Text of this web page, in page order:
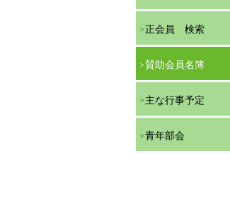
正会員 検索
賛助会員名簿
主な行事予定
青年部会